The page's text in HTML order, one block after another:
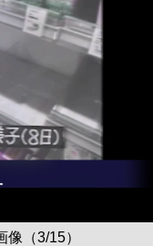
（3/15）